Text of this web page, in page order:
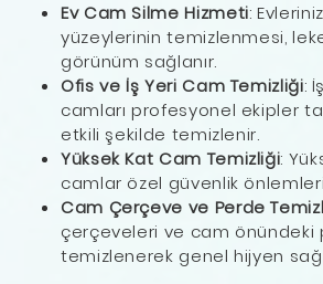
Ev Cam Silme Hizmeti:
yüzeylerinin temizlenmesi,
görünüm sağlanır.
Ofis ve İş Yeri Cam Temizliği:
camları profesyonel ekipler
etkili şekilde temizlenir.
Yüksek Kat Cam Temizliği:
camlar özel güvenlik
Cam Çerçeve ve Perde
çerçeveleri ve cam önündeki
temizlenerek genel hijyen